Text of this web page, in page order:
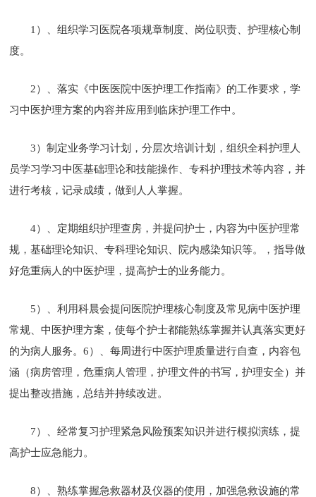
1）、组织学习医院各项规章制度、岗位职责、护理核心制
度。
2）、落实《中医医院中医护理工作指南》的工作要求，学
习中医护理方案的内容并应用到临床护理工作中。
3）制定业务学习计划，分层次培训计划，组织全科护理人
员学习学习中医基础理论和技能操作、专科护理技术等内容，并
进行考核，记录成绩，做到人人掌握。
4）、定期组织护理查房，并提问护士，内容为中医护理常
规，基础理论知识、专科理论知识、院内感染知识等。，指导做
好危重病人的中医护理，提高护士的业务能力。
5）、利用科晨会提问医院护理核心制度及常见病中医护理
常规、中医护理方案，使每个护士都能熟练掌握并认真落实更好
的为病人服务。6）、每周进行中医护理质量进行自查，内容包
涵（病房管理，危重病人管理，护理文件的书写，护理安全）并
提出整改措施，总结并持续改进。
7）、经常复习护理紧急风险预案知识并进行模拟演练，提
高护士应急能力。
8）、熟练掌握急救器材及仪器的使用，加强急救设施的常